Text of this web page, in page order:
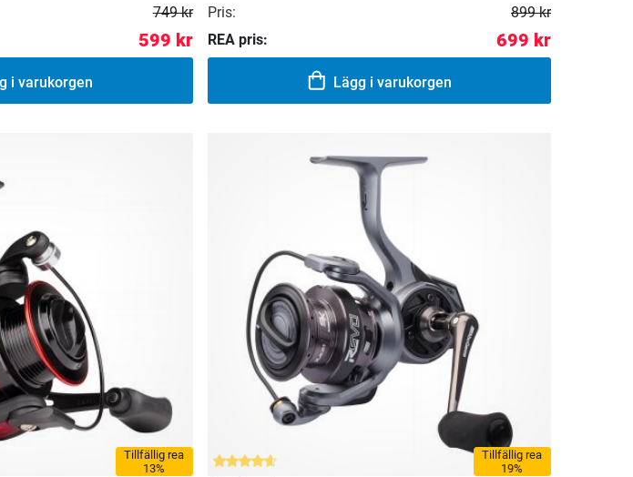
749 kr
599 kr
i varukorgen
Pris:
899 kr
REA pris:
699 kr
Lägg i varukorgen
Tillfällig rea
13%
Tillfällig rea
19%